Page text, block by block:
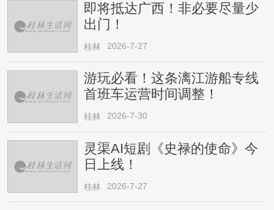
即将抵达广西！非必要尽量少
出门！
桂林 2026-7-27
游玩必看！这条漓江游船专线
首班车运营时间调整！
桂林 2026-7-30
灵渠AI短剧《史禄的使命》今
日上线！
桂林 2026-7-27